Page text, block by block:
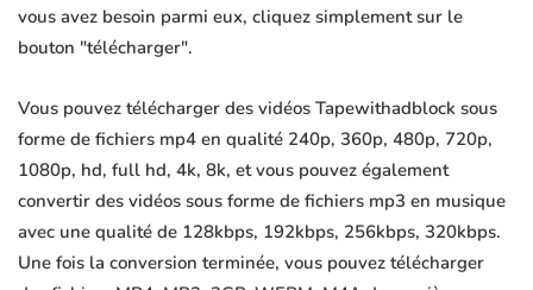
vous avez besoin parmi eux, cliquez simplement sur le
bouton "télécharger".
Vous pouvez télécharger des vidéos Tapewithadblock sous
forme de fichiers mp4 en qualité 240p, 360p, 480p, 720p,
1080p, hd, full hd, 4k, 8k, et vous pouvez également
convertir des vidéos sous forme de fichiers mp3 en musique
avec une qualité de 128kbps, 192kbps, 256kbps, 320kbps.
Une fois la conversion terminée, vous pouvez télécharger